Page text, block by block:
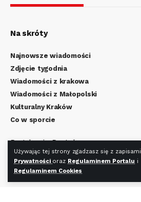
Używając tej strony zgadzasz się z zapisami
Prywatności oraz Regulaminem Portalu i
Regulaminem Cookies
Na skróty
Najnowsze wiadomości
Zdjęcie tygodnia
Wiadomości z krakowa
Wiadomości z Małopolski
Kulturalny Kraków
Co w sporcie
Regulamin Portalu
Polityka Prywatności
Regulamin Cookies